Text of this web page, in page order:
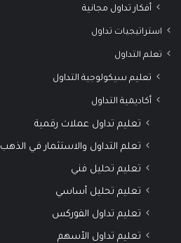
أفكار تداول مجانية
استراتيجيات تداول
تعلم التداول
تعليم سيكولوجية التداول
أكاديمية التداول
تعليم تداول عملات رقمية
تعلم التداول والاستثمار في الذهب
تعليم تحليل فني
تعليم تحليل أساسي
تعليم تداول الفوركس
تعليم تداول الأسهم